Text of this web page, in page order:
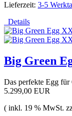
Lieferzeit: 3-5
Details
Big Green
Das perfekte Egg für
5.299,00 EUR
( inkl. 19 % MwSt.